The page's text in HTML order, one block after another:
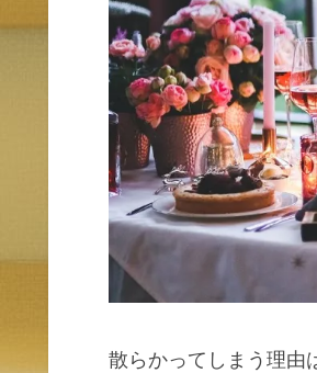
散らかってしまう理由